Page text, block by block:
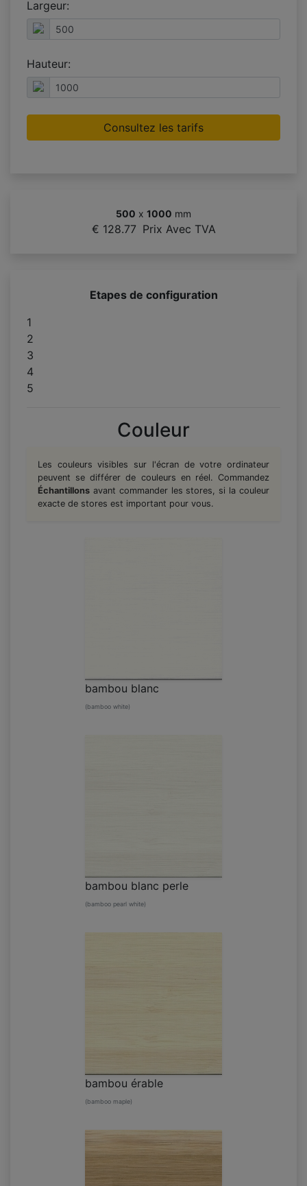
Largeur:
Hauteur:
Consultez les tarifs
500 x 1000 mm
€ 128.77 Prix Avec TVA
Etapes de configuration
1
2
3
4
5
Couleur
Les couleurs visibles sur l'écran de votre ordinateur
peuvent se différer de couleurs en réel. Commandez
Échantillons avant commander les stores, si la couleur
exacte de stores est important pour vous.
bambou blanc
(bamboo white)
bambou blanc perle
(bamboo pearl white)
bambou érable
(bamboo maple)